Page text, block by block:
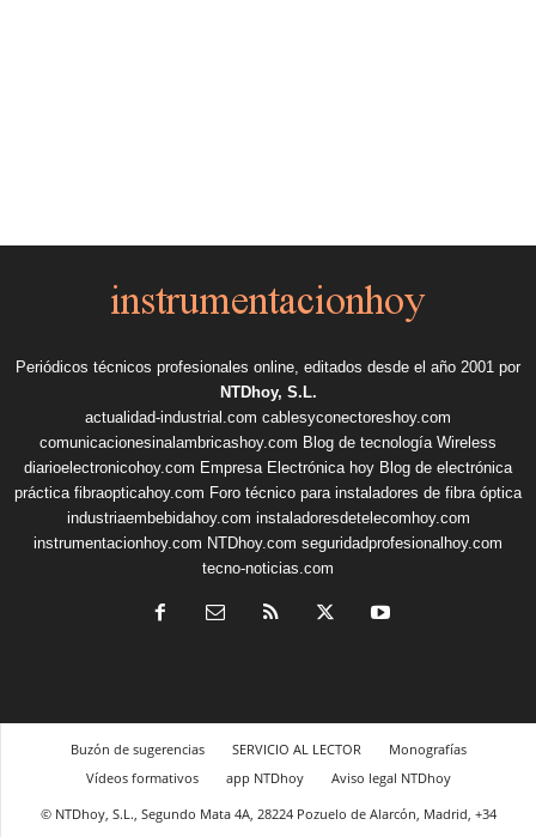
Periódicos técnicos profesionales online, editados desde el año 2001 por
NTDhoy, S.L.
actualidad-industrial.com cablesyconectoreshoy.com
comunicacionesinalambricashoy.com Blog de tecnología Wireless
diarioelectronicohoy.com Empresa Electrónica hoy Blog de electrónica
práctica fibraopticahoy.com Foro técnico para instaladores de fibra óptica
industriaembebidahoy.com instaladoresdetelecomhoy.com
instrumentacionhoy.com NTDhoy.com seguridadprofesionalhoy.com
tecno-noticias.com
Buzón de sugerencias SERVICIO AL LECTOR
Monografías
Vídeos formativos
app NTDhoy
Aviso legal NTDhoy
© NTDhoy, S.L., Segundo Mata 4A, 28224 Pozuelo de Alarcón, Madrid, +34